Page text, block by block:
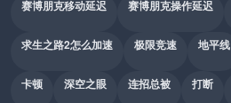
赛博朋克移动延迟 赛博朋克操作延迟
求生之路2怎么加速 极限竞速 地平线
卡顿 深空之眼 连招总被 打断